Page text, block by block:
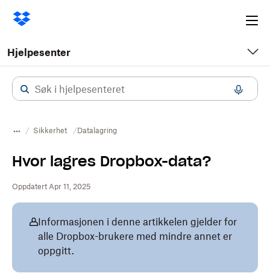
Hjelpesenter
Sikkerhet Datalagring
Hvor lagres Dropbox-data?
Oppdatert Apr 11, 2025
Informasjonen i denne artikkelen gjelder for
alle Dropbox-brukere med mindre annet er
oppgitt.